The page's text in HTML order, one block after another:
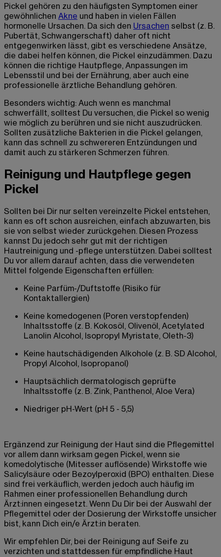
Pickel gehören zu den häufigsten Symptomen einer
gewöhnlichen Akne und haben in vielen Fällen
hormonelle Ursachen. Da sich den Ursachen selbst (z. B.
Pubertät, Schwangerschaft) daher oft nicht
entgegenwirken lässt, gibt es verschiedene Ansätze,
die dabei helfen können, die Pickel einzudämmen. Dazu
können die richtige Hautpflege, Anpassungen im
Lebensstil und bei der Ernährung, aber auch eine
professionelle ärztliche Behandlung gehören.
Besonders wichtig: Auch wenn es manchmal
schwerfällt, solltest Du versuchen, die Pickel so wenig
wie möglich zu berühren und sie nicht auszudrücken.
Sollten zusätzliche Bakterien in die Pickel gelangen,
kann das schnell zu schwereren Entzündungen und
damit auch zu stärkeren Schmerzen führen.
Reinigung und Hautpflege gegen
Pickel
Sollten bei Dir nur selten vereinzelte Pickel entstehen,
kann es oft schon ausreichen, einfach abzuwarten, bis
sie von selbst wieder zurückgehen. Diesen Prozess
kannst Du jedoch sehr gut mit der richtigen
Hautreinigung und -pflege unterstützen. Dabei solltest
Du vor allem darauf achten, dass die verwendeten
Mittel folgende Eigenschaften erfüllen:
Keine Parfüm-/Duftstoffe (Risiko für
Kontaktallergien)
Keine komedogenen (Poren verstopfenden)
Inhaltsstoffe (z. B. Kokosöl, Olivenöl, Acetylated
Lanolin Alcohol, Isopropyl Myristate, Oleth-3)
Keine hautschädigenden Alkohole (z. B. SD Alcohol,
Propyl Alcohol, Isopropanol)
Hauptsächlich dermatologisch geprüfte
Inhaltsstoffe (z. B. Zink, Panthenol, Aloe Vera)
Niedriger pH-Wert (pH 5 - 5,5)
Ergänzend zur Reinigung der Haut sind die Pflegemittel
vor allem dann wirksam gegen Pickel, wenn sie
komedolytische (Mitesser auflösende) Wirkstoffe wie
Salicylsäure oder Bezoylperoxid (BPO) enthalten. Diese
sind frei verkäuflich, werden jedoch auch häufig im
Rahmen einer professionellen Behandlung durch
Ärzt:innen eingesetzt. Wenn Du Dir bei der Auswahl der
Pflegemittel oder der Dosierung der Wirkstoffe unsicher
bist, kann Dich ein/e Ärzt:in beraten.
Wir empfehlen Dir, bei der Reinigung auf Seife zu
verzichten und stattdessen für empfindliche Haut